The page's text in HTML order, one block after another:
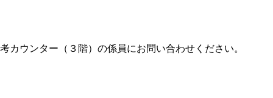
ウンター（３階）の係員にお問い合わせください。